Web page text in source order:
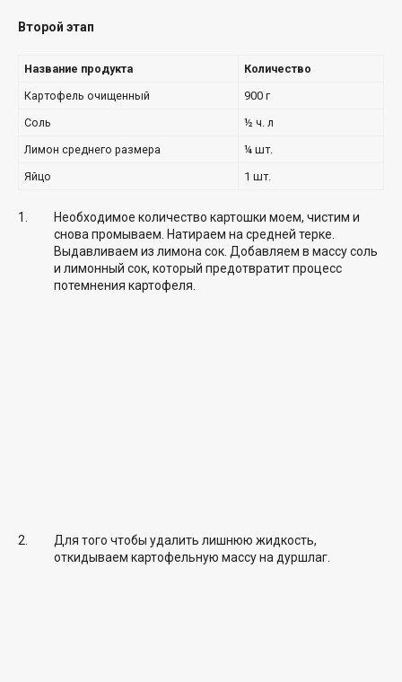
Второй этап
Название продукта
Количество
Картофель очищенный
900 г
Соль
½ ч. л
Лимон среднего размера
¼ шт.
Яйцо
1 шт.
Необходимое количество картошки моем, чистим и
снова промываем. Натираем на средней терке.
Выдавливаем из лимона сок. Добавляем в массу соль
и лимонный сок, который предотвратит процесс
потемнения картофеля.
Для того чтобы удалить лишнюю жидкость,
откидываем картофельную массу на дуршлаг.